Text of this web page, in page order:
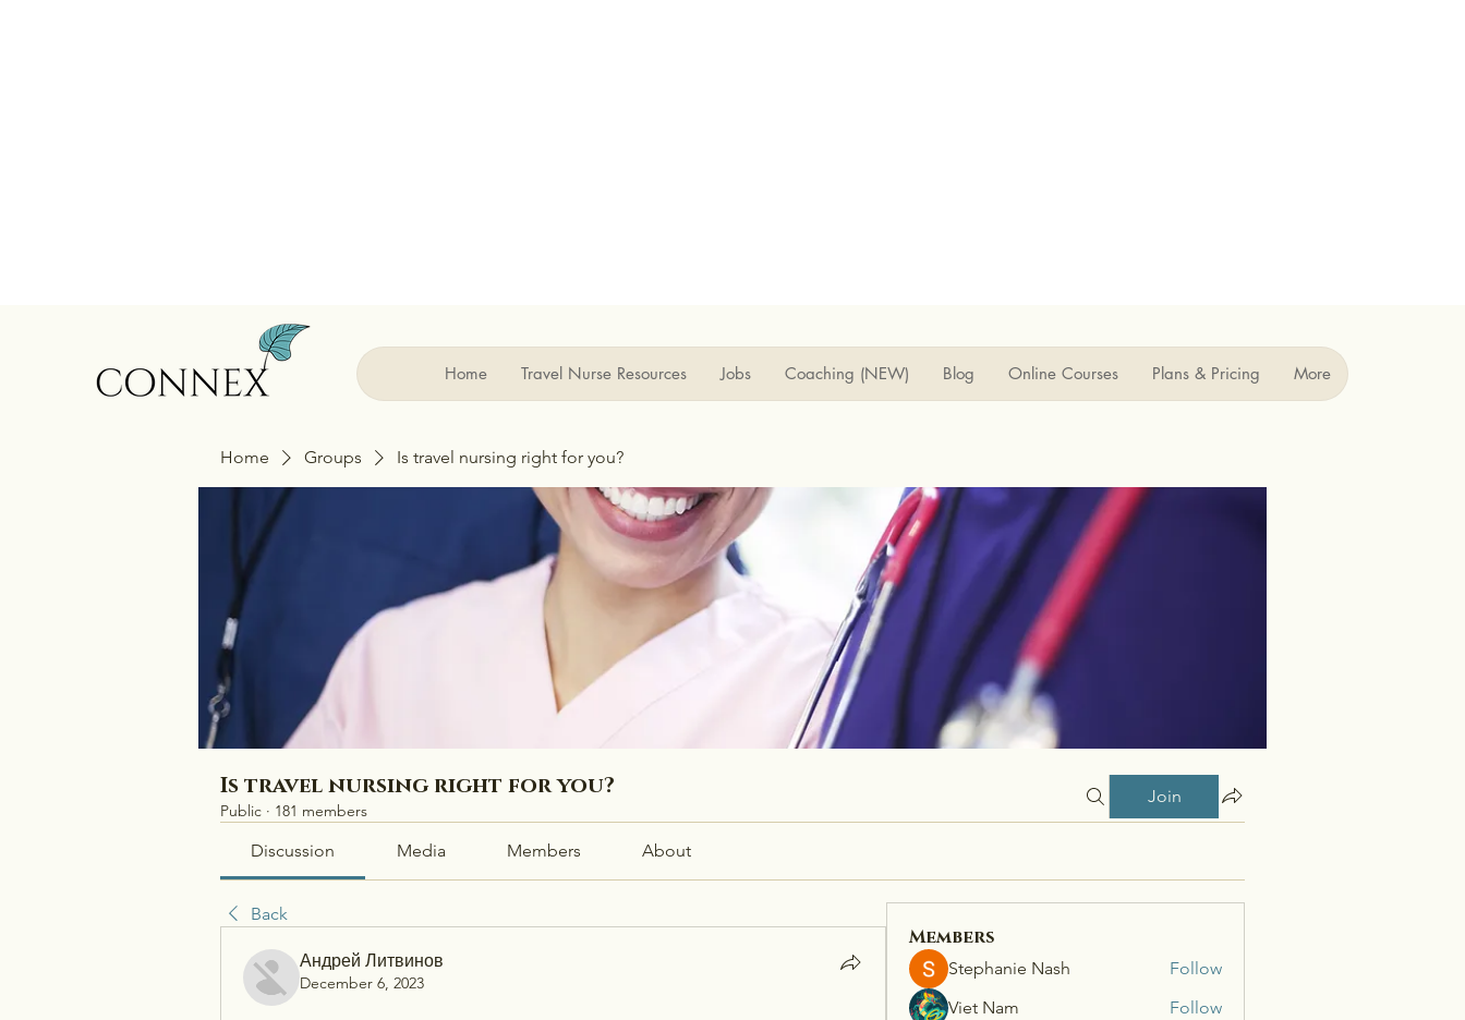
Home Travel Nurse Resources Jobs Coaching (NEW) Blog Online Courses Plans & Pricing More
Home Groups Is travel nursing right for you?
Is travel nursing right for you?
Public · 181 members
Join
Discussion Media Members About
Back
Андрей Литвинов
December 6, 2023
Members
Stephanie Nash
Follow
Viet Nam
Follow